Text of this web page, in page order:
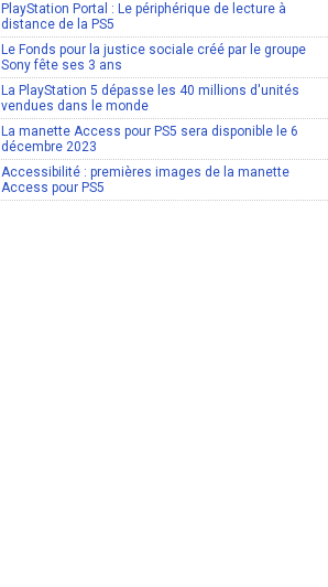
PlayStation Portal : Le périphérique de lecture à
distance de la PS5
Le Fonds pour la justice sociale créé par le groupe
Sony fête ses 3 ans
La PlayStation 5 dépasse les 40 millions d'unités
vendues dans le monde
La manette Access pour PS5 sera disponible le 6
décembre 2023
Accessibilité : premières images de la manette
Access pour PS5